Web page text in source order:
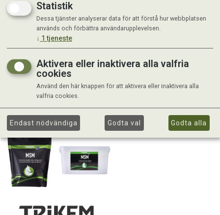
Statistik
Dessa tjänster analyserar data för att förstå hur webbplatsen
används och förbättra användarupplevelsen.
↓ 1 tjeneste
Aktivera eller inaktivera alla valfria
cookies
Använd den här knappen för att aktivera eller inaktivera alla
valfria cookies.
Endast nödvändiga Godta val Godta alla